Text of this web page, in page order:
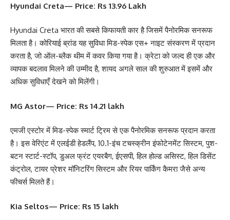
Hyundai Creta— Price: Rs 13.96 Lakh
Hyundai Creta भारत की सबसे किफायती कार है जिसमें पैनोरमिक सनरूफ
मिलता है। कोरियाई ब्रांड यह सुविधा मिड-स्पेक एस+ नाइट संस्करण में प्रदान
करता है, जो ऑल-ब्लैक थीम में कवर किया गया है। क्रेटा को जल्द ही एक और
व्यापक बदलाव मिलने की उम्मीद है, शायद अगले साल की शुरुआत में इसमें और
अधिक सुविधाएँ देखने को मिलेंगी।
MG Astor— Price: Rs 14.21 lakh
एमजी एस्टोर में मिड-स्पेक स्मार्ट ट्रिम से एक पैनोरमिक सनरूफ प्रदान करता
है। इस वेरिएंट में एलईडी हेडलैंप, 10.1-इंच टचस्क्रीन इंफोटेनमेंट सिस्टम, पुश-
बटन स्टार्ट-स्टॉप, डुअल फ्रंट एयरबैग, ईएसपी, हिल होल्ड असिस्ट, हिल डिसेंट
कंट्रोल, टायर प्रेशर मॉनिटरिंग सिस्टम और रियर पार्किंग कैमरा जैसे अन्य
फीचर्स मिलते हैं।
Kia Seltos— Price: Rs 15 lakh